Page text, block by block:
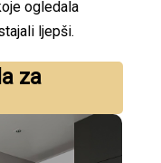
ogledala
ljepši.
za